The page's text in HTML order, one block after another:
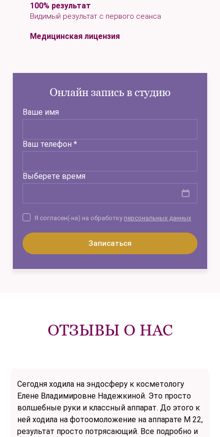
100% результат
Видимый результат с первого сеанса
Медицинская лицензия
Онлайн запись в студию
Ваше имя
Ваш телефон *
Выберете время
Записаться
Я согласен(-на) на обработку персональных данных
ОТЗЫВЫ О НАС
Сегодня ходила на эндосферу к косметологу
Елене Владимировне Надежкиной. Это просто
волшебные руки и классный аппарат. До этого к
ней ходила на фотоомоложение на аппарате M 22,
результат просто потрясающий. Все подробно и